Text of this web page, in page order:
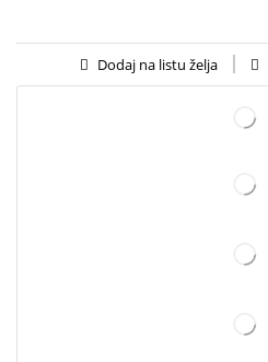
Dodaj na listu želja